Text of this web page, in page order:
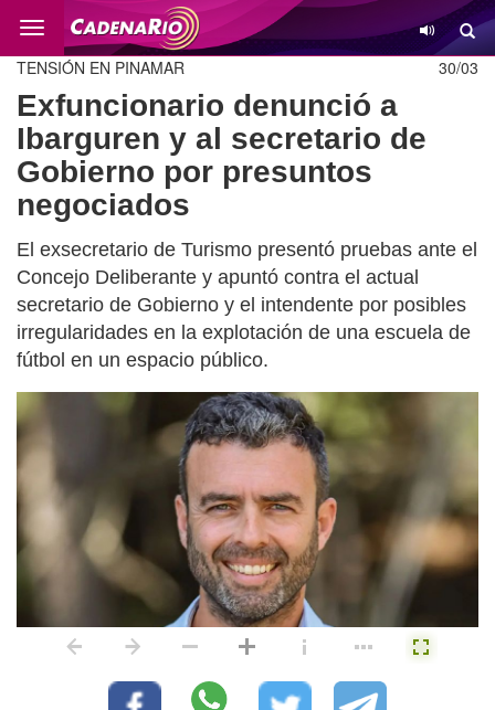
Cambio
30/03
TENSIÓN EN PINAMAR
Exfuncionario denunció a
Ibarguren y al secretario de
Gobierno por presuntos
negociados
El exsecretario de Turismo presentó pruebas ante el
Concejo Deliberante y apuntó contra el actual
secretario de Gobierno y el intendente por posibles
irregularidades en la explotación de una escuela de
fútbol en un espacio público.